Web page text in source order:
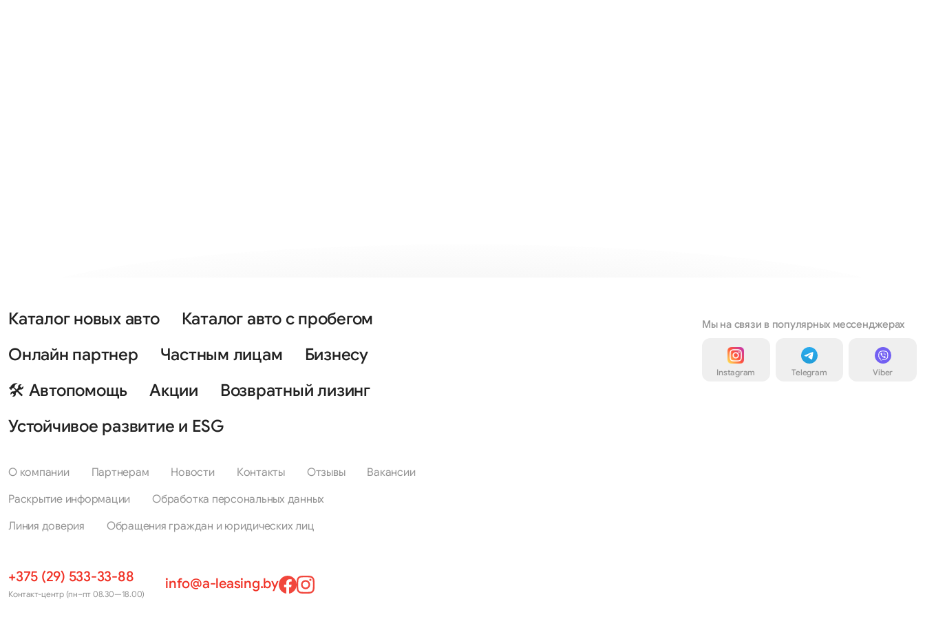
Каталог новых авто
Каталог авто с пробегом
Онлайн партнер
Частным лицам
Бизнесу
🛠 Автопомощь
Акции
Возвратный лизинг
Устойчивое развитие и ESG
О компании Партнерам Новости Контакты Отзывы
Вакансии
Раскрытие информации
Обработка персональных данных
Линия доверия
Обращения граждан и юридических лиц
+375 (29) 533-33-88
Контакт-центр (пн–пт 08.30—18.00)
info@a-leasing.by
Мы на связи в популярных мессенджерах
Instagram Telegram Viber